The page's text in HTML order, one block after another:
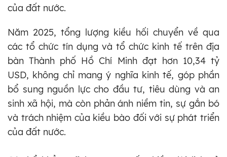
của đất nước.
Năm 2025, tổng lượng kiều hối chuyển về qua
các tổ chức tín dụng và tổ chức kinh tế trên địa
bàn Thành phố Hồ Chí Minh đạt hơn 10,34 tỷ
USD, không chỉ mang ý nghĩa kinh tế, góp phần
bổ sung nguồn lực cho đầu tư, tiêu dùng và an
sinh xã hội, mà còn phản ánh niềm tin, sự gắn bó
và trách nhiệm của kiều bào đối với sự phát triển
của đất nước.